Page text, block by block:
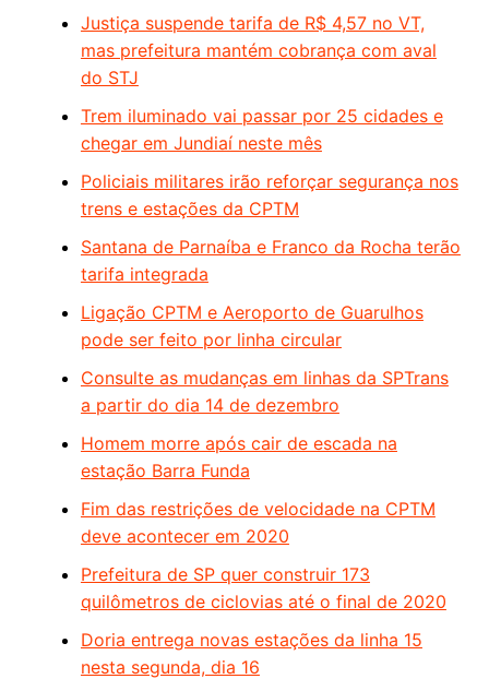
Justiça suspende tarifa de R$ 4,57 no VT,
mas prefeitura mantém cobrança com aval
do STJ
Trem iluminado vai passar por 25 cidades e
chegar em Jundiaí neste mês
Policiais militares irão reforçar segurança nos
trens e estações da CPTM
Santana de Parnaíba e Franco da Rocha terão
tarifa integrada
Ligação CPTM e Aeroporto de Guarulhos
pode ser feito por linha circular
Consulte as mudanças em linhas da SPTrans
a partir do dia 14 de dezembro
Homem morre após cair de escada na
estação Barra Funda
Fim das restrições de velocidade na CPTM
deve acontecer em 2020
Prefeitura de SP quer construir 173
quilômetros de ciclovias até o final de 2020
Doria entrega novas estações da linha 15
nesta segunda, dia 16